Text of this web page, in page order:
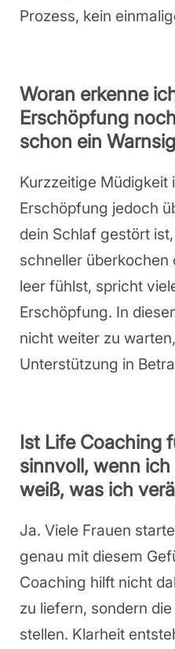
Prozess, kein
Woran erkenne
Erschöpfung
schon ein
Kurzzeitige Müdigkeit
Erschöpfung jedoch
dein Schlaf gestört
schneller überkochen
leer fühlst, spricht
Erschöpfung. In
nicht weiter zu
Unterstützung in
Ist Life Coaching
sinnvoll, wenn
weiß, was ich
Ja. Viele Frauen
genau mit diesem
Coaching hilft nicht
zu liefern, sondern
stellen. Klarheit